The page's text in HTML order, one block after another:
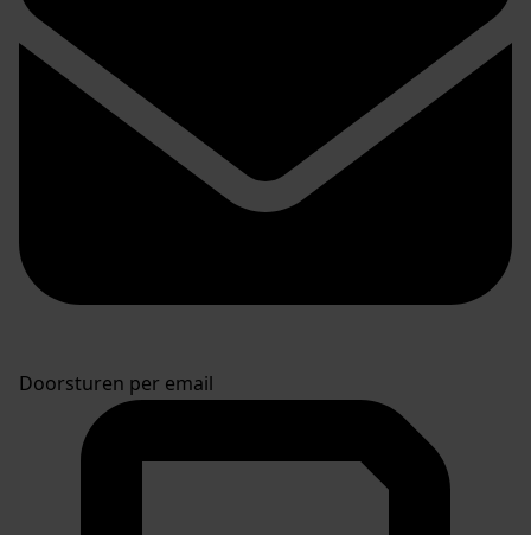
Doorsturen per email